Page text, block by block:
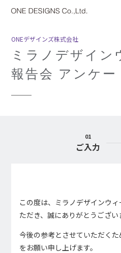
ONEデザインズ株式会社
ミラノデザイン
報告会 アンケー
01
ご入力
この度は、ミラノデザインウ
ただき、誠にありがとうござい
今後の参考とさせていただく
をお願い申し上げます。